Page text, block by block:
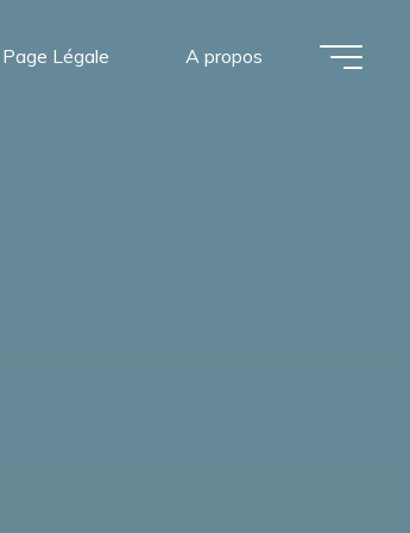
Page Légale A propos